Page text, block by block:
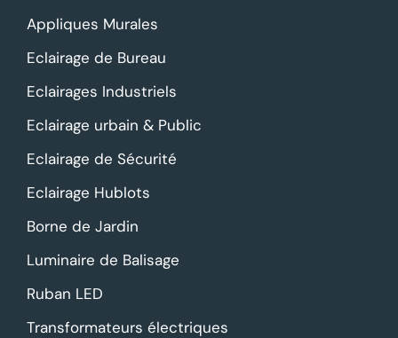
Appliques Murales
Eclairage de Bureau
Eclairages Industriels
Eclairage urbain & Public
Eclairage de Sécurité
Eclairage Hublots
Borne de Jardin
Luminaire de Balisage
Ruban LED
Transformateurs électriques